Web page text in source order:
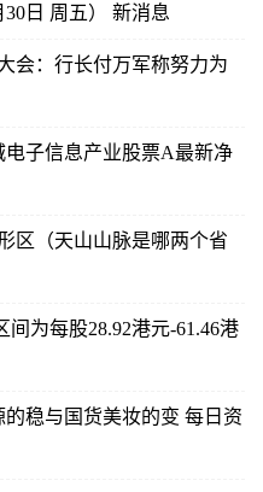
日 周五） 新消息
会：行长付万军称努力为
子信息产业股票A最新净
区（天山山脉是哪两个省
为每股28.92港元-61.46港
稳与国货美妆的变 每日资